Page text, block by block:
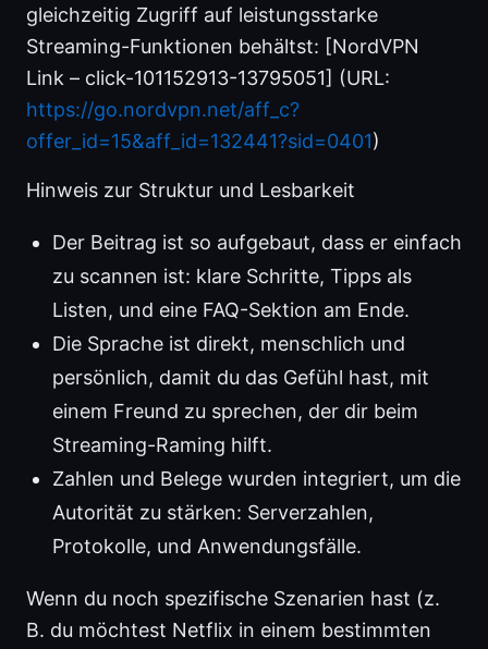
gleichzeitig Zugriff auf leistungsstarke
Streaming-Funktionen behältst: [NordVPN
Link – click-101152913-13795051] (URL:
https://go.nordvpn.net/aff_c?
offer_id=15&aff_id=132441?sid=0401)
Hinweis zur Struktur und Lesbarkeit
Der Beitrag ist so aufgebaut, dass er einfach
zu scannen ist: klare Schritte, Tipps als
Listen, und eine FAQ-Sektion am Ende.
Die Sprache ist direkt, menschlich und
persönlich, damit du das Gefühl hast, mit
einem Freund zu sprechen, der dir beim
Streaming-Raming hilft.
Zahlen und Belege wurden integriert, um die
Autorität zu stärken: Serverzahlen,
Protokolle, und Anwendungsfälle.
Wenn du noch spezifische Szenarien hast (z.
B. du möchtest Netflix in einem bestimmten